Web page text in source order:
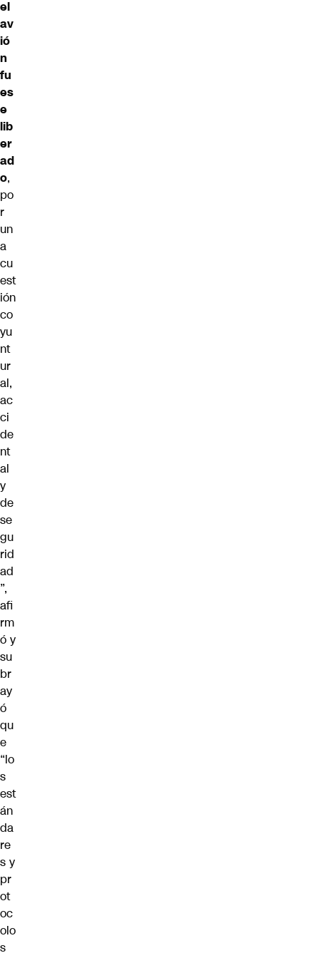
el
av
ió
n
fu
es
e
lib
er
ad
o,
po
r
un
a
cu
est
ión
co
yu
nt
ur
al,
ac
ci
de
nt
al
y
de
se
gu
rid
ad
”,
afi
rm
ó y
su
br
ay
ó
qu
e
“lo
s
est
án
da
re
s y
pr
ot
oc
olo
s